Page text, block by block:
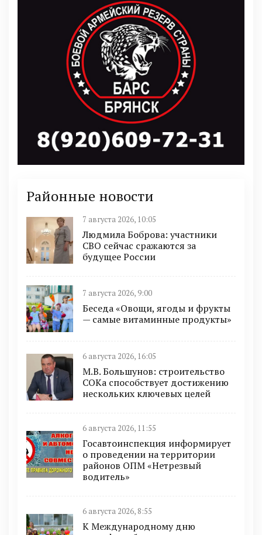
Районные новости
7 августа 2026, 10:05
Людмила Боброва: участники
СВО сейчас сражаются за
будущее России
7 августа 2026, 9:00
Беседа «Овощи, ягоды и фрукты
— самые витаминные продукты»
6 августа 2026, 16:05
М.В. Большунов: строительство
СОКа способствует достижению
нескольких ключевых целей
6 августа 2026, 11:55
Госавтоинспекция информирует
о проведении на территории
районов ОПМ «Нетрезвый
водитель»
6 августа 2026, 8:55
К Международному дню